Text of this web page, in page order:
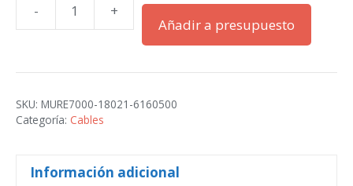
-
MSUD
Valvula
7000-
18021-
cantidad
+
Añadir a presupuesto
SKU: MURE7000-18021-6160500
Categoría: Cables
Información adicional